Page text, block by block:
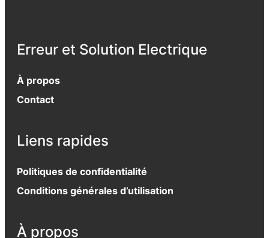
Erreur et Solution Electrique
À propos
Contact
Liens rapides
Politiques de confidentialité
Conditions générales d’utilisation
À propos